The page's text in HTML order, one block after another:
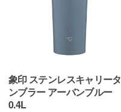
象印 ステンレスキャリータ
ンブラー アーバンブルー
0.4L